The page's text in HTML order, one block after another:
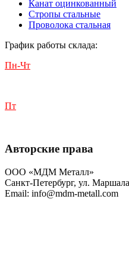
Канат оцинкованный
Стропы стальные
Проволока стальная
График работы склада:
Пн-Чт
Пт
Авторские права
ООО «МДМ Металл»
Санкт-Петербург, ул.
Email: info@mdm-metall.com